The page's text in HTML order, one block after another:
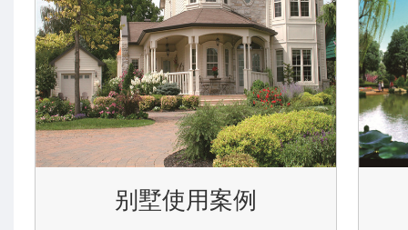
别墅使用案例